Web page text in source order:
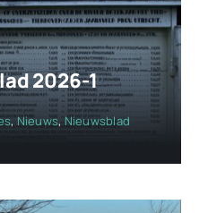
2026-1
, Nieuws, Nieuwsblad